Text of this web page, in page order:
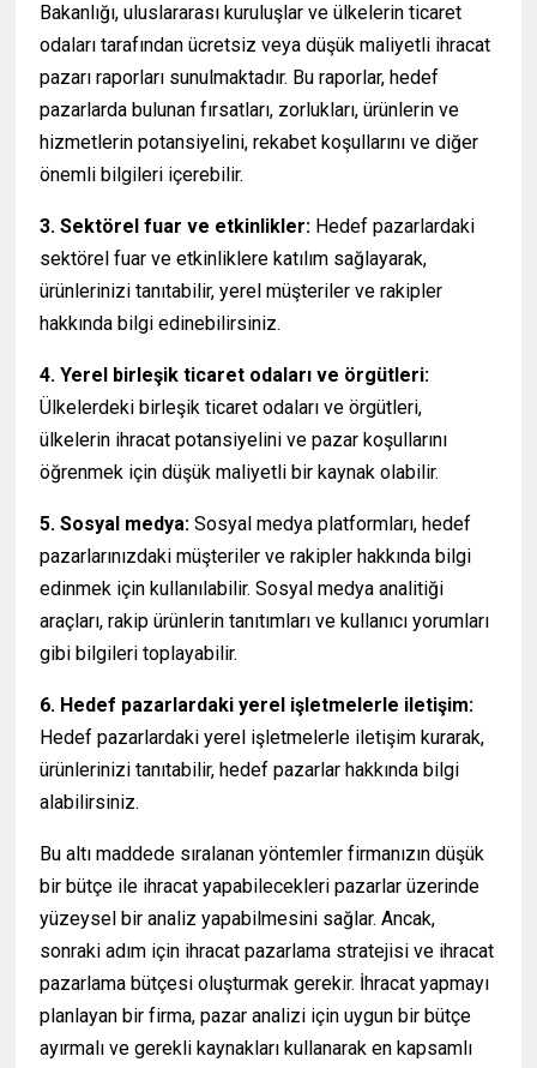
Bakanlığı, uluslararası kuruluşlar ve ülkelerin ticaret
odaları tarafından ücretsiz veya düşük maliyetli ihracat
pazarı raporları sunulmaktadır. Bu raporlar, hedef
pazarlarda bulunan fırsatları, zorlukları, ürünlerin ve
hizmetlerin potansiyelini, rekabet koşullarını ve diğer
önemli bilgileri içerebilir.
3. Sektörel fuar ve etkinlikler: Hedef pazarlardaki
sektörel fuar ve etkinliklere katılım sağlayarak,
ürünlerinizi tanıtabilir, yerel müşteriler ve rakipler
hakkında bilgi edinebilirsiniz.
4. Yerel birleşik ticaret odaları ve örgütleri:
Ülkelerdeki birleşik ticaret odaları ve örgütleri,
ülkelerin ihracat potansiyelini ve pazar koşullarını
öğrenmek için düşük maliyetli bir kaynak olabilir.
5. Sosyal medya:Sosyal medya platformları, hedef
pazarlarınızdaki müşteriler ve rakipler hakkında bilgi
edinmek için kullanılabilir. Sosyal medya analitiği
araçları, rakip ürünlerin tanıtımları ve kullanıcı yorumları
gibi bilgileri toplayabilir.
6. Hedef pazarlardaki yerel işletmelerle iletişim:
Hedef pazarlardaki yerel işletmelerle iletişim kurarak,
ürünlerinizi tanıtabilir, hedef pazarlar hakkında bilgi
alabilirsiniz.
Bu altı maddede sıralanan yöntemler firmanızın düşük
bir bütçe ile ihracat yapabilecekleri pazarlar üzerinde
yüzeysel bir analiz yapabilmesini sağlar. Ancak,
sonraki adım için ihracat pazarlama stratejisi ve ihracat
pazarlama bütçesi oluşturmak gerekir. İhracat yapmayı
planlayan bir firma, pazar analizi için uygun bir bütçe
ayırmalı ve gerekli kaynakları kullanarak en kapsamlı